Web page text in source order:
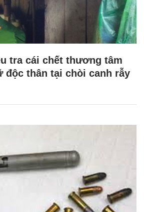
tra cái chết thương tâm
độc thân tại chòi canh rẫy